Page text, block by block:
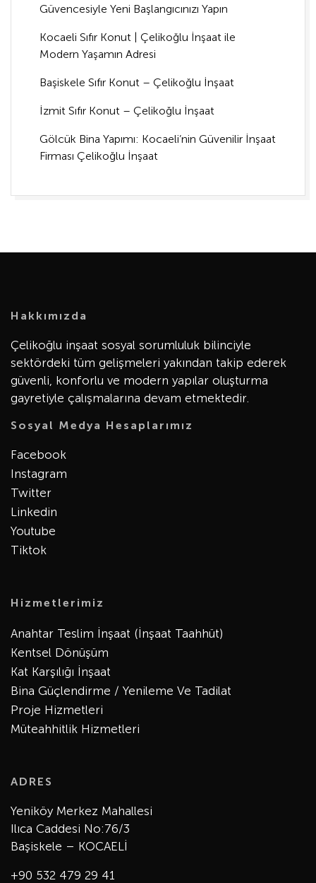
Güvencesiyle Yeni Başlangıcınızı Yapın
Kocaeli Sıfır Konut | Çelikoğlu İnşaat ile
Modern Yaşamın Adresi
Başiskele Sıfır Konut – Çelikoğlu İnşaat
İzmit Sıfır Konut – Çelikoğlu İnşaat
Gölcük Bina Yapımı: Kocaeli’nin Güvenilir İnşaat
Firması Çelikoğlu İnşaat
Hakkımızda
Çelikoğlu inşaat sosyal sorumluluk bilinciyle
sektördeki tüm gelişmeleri yakından takip ederek
güvenli, konforlu ve modern yapılar oluşturma
gayretiyle çalışmalarına devam etmektedir.
Sosyal Medya Hesaplarımız
Facebook
Instagram
Twitter
Linkedin
Youtube
Tiktok
Hizmetlerimiz
Anahtar Teslim İnşaat (İnşaat Taahhüt)
Kentsel Dönüşüm
Kat Karşılığı İnşaat
Bina Güçlendirme / Yenileme Ve Tadilat
Proje Hizmetleri
Müteahhitlik Hizmetleri
ADRES
Yeniköy Merkez Mahallesi
Ilıca Caddesi No:76/3
Başiskele – KOCAELİ
+90 532 479 29 41